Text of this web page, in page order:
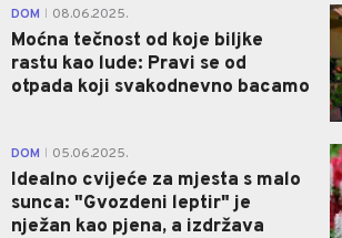
DOM 08.06.2025.
Moćna tečnost od koje biljke
rastu kao lude: Pravi se od
otpada koji svakodnevno bacamo
DOM 05.06.2025.
Idealno cvijeće za mjesta s malo
sunca: "Gvozdeni leptir" je
nježan kao pjena, a izdržava